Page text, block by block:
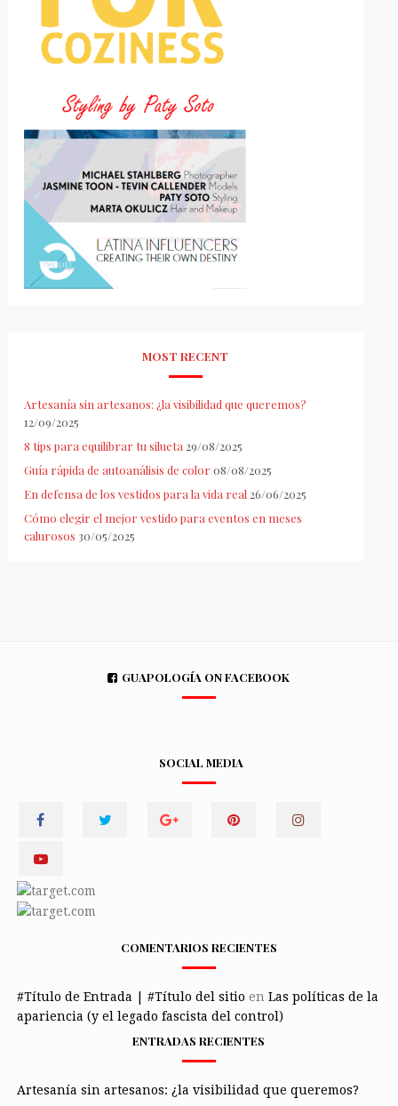
MOST RECENT
Artesanía sin artesanos: ¿la visibilidad que queremos?
12/09/2025
8 tips para equilibrar tu silueta 29/08/2025
Guía rápida de autoanálisis de color 08/08/2025
En defensa de los vestidos para la vida real 26/06/2025
Cómo elegir el mejor vestido para eventos en meses
calurosos 30/05/2025
GUAPOLOGÍA ON FACEBOOK
SOCIAL MEDIA
COMENTARIOS RECIENTES
#Título de Entrada | #Título del sitio en Las políticas de la
apariencia (y el legado fascista del control)
ENTRADAS RECIENTES
Artesanía sin artesanos: ¿la visibilidad que queremos?